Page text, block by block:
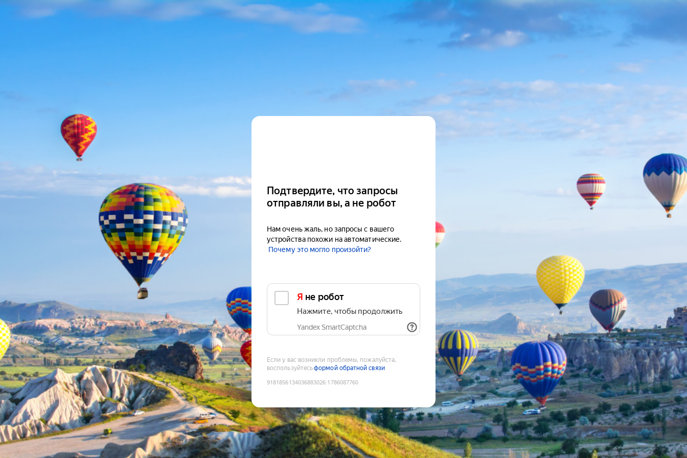
Подтвердите, что запросы
отправляли вы, а не робот
Нам очень жаль, но запросы с вашего
устройства похожи на автоматические.
Почему это могло произойти?
Я не робот
Нажмите, чтобы продолжить
Yandex SmartCaptcha
Если у вас возникли проблемы, пожалуйста,
воспользуйтесьформой обратной связи
9181856134036883026:1786087760